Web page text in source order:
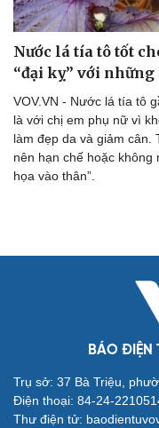
Nước lá tía tô tốt
“đại kỵ” với
VOV.VN - Nước lá tía tô
là với chị em phụ nữ vì
làm đẹp da và giảm cân.
nên hạn chế hoặc không
họa vào thân”.
BÁO ĐIỆN
Trụ sở: 37 Bà Triệu,
Điện thoại: 84-24-
Thư điện tử: